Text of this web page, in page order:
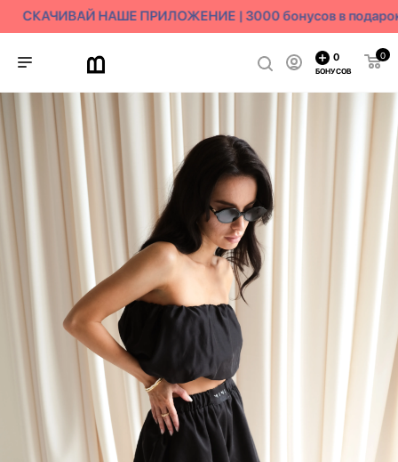
СКАЧИВАЙ НАШЕ ПРИЛОЖЕНИЕ | 3000 бонусов в подарок
0
0
БОНУСОВ